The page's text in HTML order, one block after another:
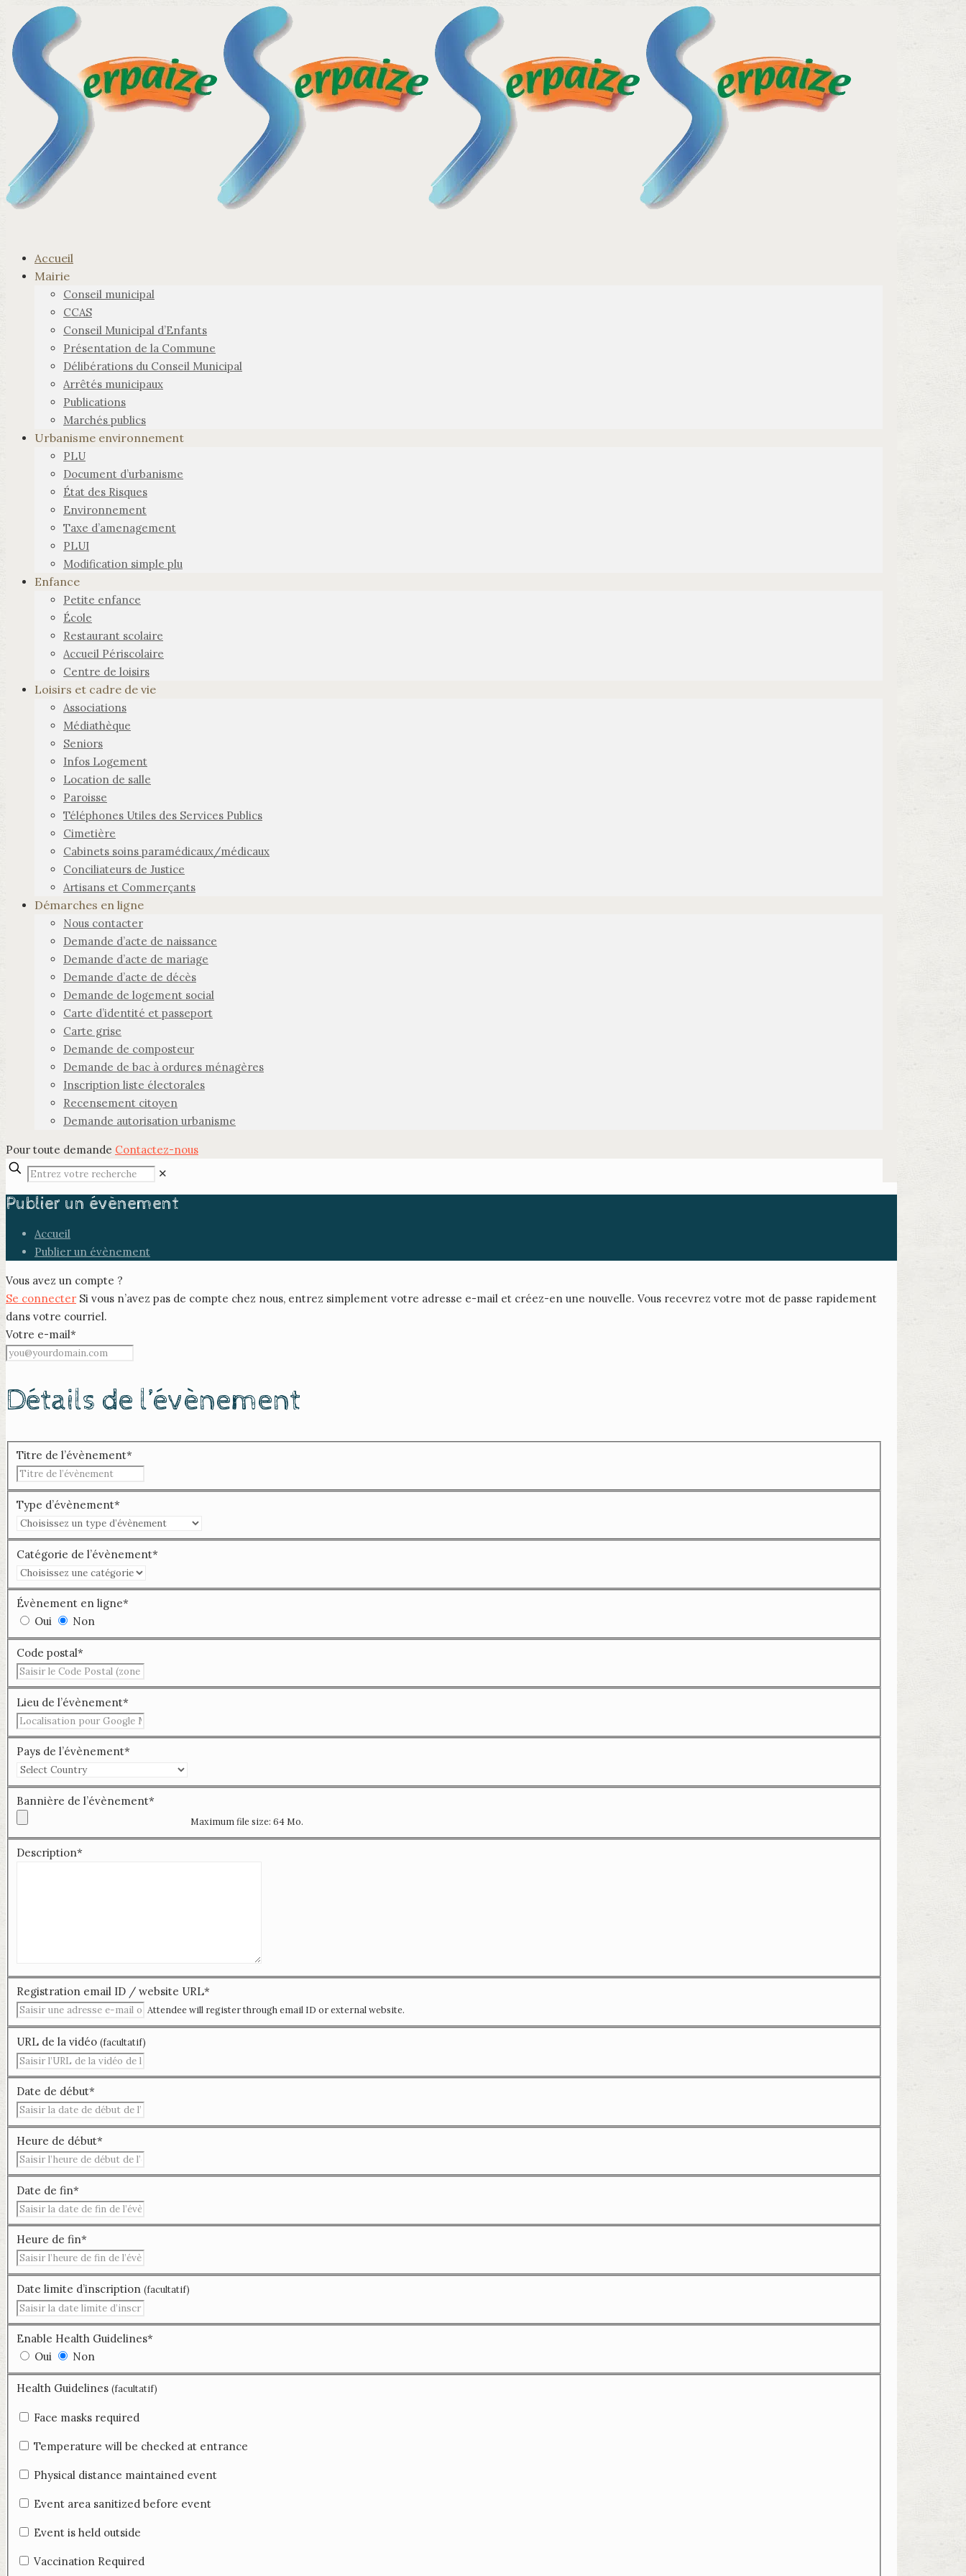
Accueil
Mairie
Conseil municipal
CCAS
Conseil Municipal d’Enfants
Présentation de la Commune
Délibérations du Conseil Municipal
Arrêtés municipaux
Publications
Marchés publics
Urbanisme environnement
PLU
Document d’urbanisme
État des Risques
Environnement
Taxe d’amenagement
PLUI
Modification simple plu
Enfance
Petite enfance
École
Restaurant scolaire
Accueil Périscolaire
Centre de loisirs
Loisirs et cadre de vie
Associations
Médiathèque
Seniors
Infos Logement
Location de salle
Paroisse
Téléphones Utiles des Services Publics
Cimetière
Cabinets soins paramédicaux/médicaux
Conciliateurs de Justice
Artisans et Commerçants
Démarches en ligne
Nous contacter
Demande d’acte de naissance
Demande d’acte de mariage
Demande d’acte de décès
Demande de logement social
Carte d’identité et passeport
Carte grise
Demande de composteur
Demande de bac à ordures ménagères
Inscription liste électorales
Recensement citoyen
Demande autorisation urbanisme
Pour toute demande Contactez-nous
✕
Publier un évènement
Accueil
Publier un évènement
Vous avez un compte ?
Se connecter Si vous n’avez pas de compte chez nous, entrez simplement votre adresse e-mail et créez-en une nouvelle. Vous recevrez votre mot de passe rapidement
dans votre courriel.
Votre e-mail*
Détails de l’évènement
Titre de l’évènement*
Type d’évènement*
Catégorie de l’évènement*
Évènement en ligne*
Oui
Non
Code postal*
Lieu de l’évènement*
Pays de l’évènement*
Bannière de l’évènement*
Maximum file size: 64 Mo.
Description*
Registration email ID / website URL*
Attendee will register through email ID or external website.
URL de la vidéo(facultatif)
Date de début*
Heure de début*
Date de fin*
Heure de fin*
Date limite d’inscription(facultatif)
Enable Health Guidelines*
Oui
Non
Health Guidelines(facultatif)
Face masks required
Temperature will be checked at entrance
Physical distance maintained event
Event area sanitized before event
Event is held outside
Vaccination Required